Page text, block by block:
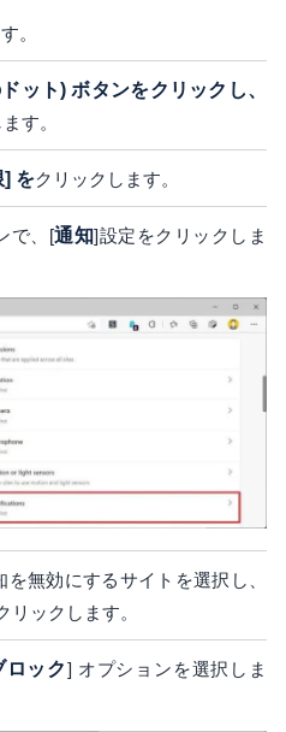
。
ット) ボタンをクリックし、
す。
] をクリックします。
で、[通知]設定をクリックしま
無効にするサイトを選択し、
ックします。
ロック] オプションを選択しま